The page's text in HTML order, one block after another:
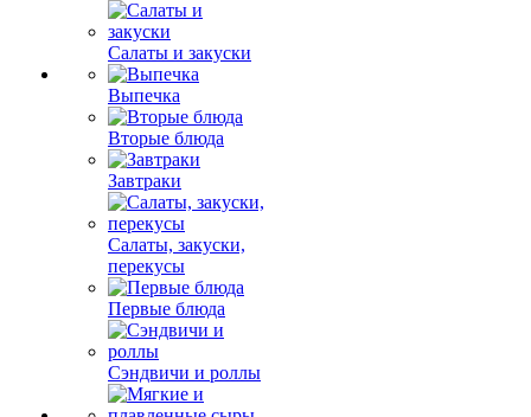
Салаты и закуски
Выпечка
Вторые блюда
Завтраки
Салаты, закуски,
перекусы
Первые блюда
Сэндвичи и роллы